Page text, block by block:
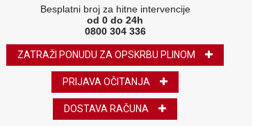
Besplatni broj za hitne intervencije
od 0 do 24h
0800 304 336
ZATRAŽI PONUDU ZA OPSKRBU PLINOM
PRIJAVA OČITANJA
DOSTAVA RAČUNA